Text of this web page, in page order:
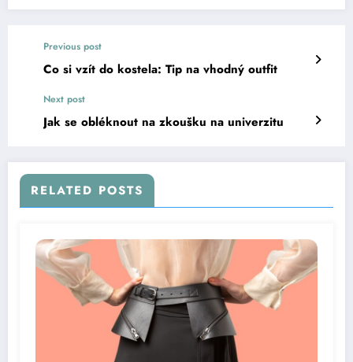
Previous post
Co si vzít do kostela: Tip na vhodný outfit
Next post
Jak se obléknout na zkoušku na univerzitu
RELATED POSTS